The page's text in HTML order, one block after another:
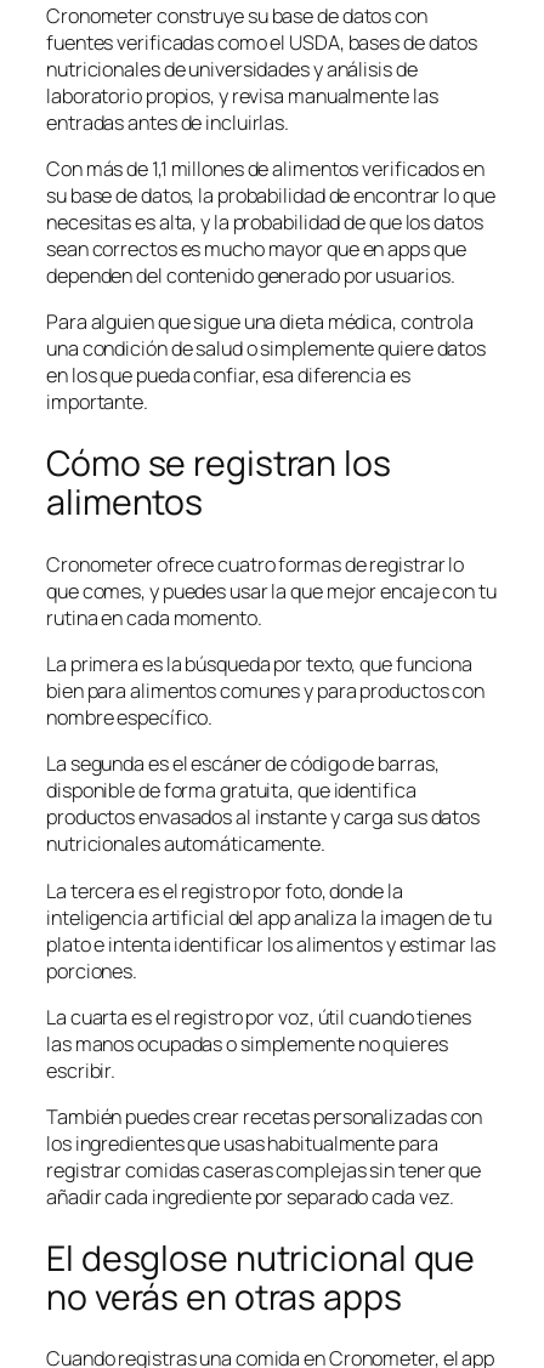
Cronometer construye su base de datos con
fuentes verificadas como el USDA, bases de datos
nutricionales de universidades y análisis de
laboratorio propios, y revisa manualmente las
entradas antes de incluirlas.
Con más de 1,1 millones de alimentos verificados en
su base de datos, la probabilidad de encontrar lo que
necesitas es alta, y la probabilidad de que los datos
sean correctos es mucho mayor que en apps que
dependen del contenido generado por usuarios.
Para alguien que sigue una dieta médica, controla
una condición de salud o simplemente quiere datos
en los que pueda confiar, esa diferencia es
importante.
Cómo se registran los
alimentos
Cronometer ofrece cuatro formas de registrar lo
que comes, y puedes usar la que mejor encaje con tu
rutina en cada momento.
La primera es la búsqueda por texto, que funciona
bien para alimentos comunes y para productos con
nombre específico.
La segunda es el escáner de código de barras,
disponible de forma gratuita, que identifica
productos envasados al instante y carga sus datos
nutricionales automáticamente.
La tercera es el registro por foto, donde la
inteligencia artificial del app analiza la imagen de tu
plato e intenta identificar los alimentos y estimar las
porciones.
La cuarta es el registro por voz, útil cuando tienes
las manos ocupadas o simplemente no quieres
escribir.
También puedes crear recetas personalizadas con
los ingredientes que usas habitualmente para
registrar comidas caseras complejas sin tener que
añadir cada ingrediente por separado cada vez.
El desglose nutricional que
no verás en otras apps
Cuando registras una comida en Cronometer, el app